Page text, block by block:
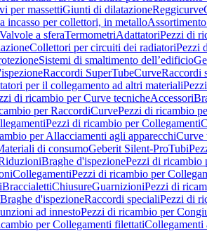
per massettiGiunti di dilatazioneReggicurve
incasso per collettori, in metallo
Valvole a sferaTermometriAdattatoriPezzi di
Collettori per circuiti dei radiatoriPezzi
Sistemi di smaltimento dell’edificio
Raccordi SuperTubeCurveRaccordi
per il collegamento ad altri materiali
di ricambio per Curve tecnicheAccessori
per RaccordiCurvePezzi di ricambio
Pezzi di ricambio per Collegamenti
per Allacciamenti agli apparecchiCurve
di consumoGeberit Silent-ProTubi
Braghe d'ispezionePezzi di ricambio
CollegamentiPezzi di ricambio per
BraccialettiChiusureGuarnizioniPezzi di
d'ispezioneRaccordi specialiPezzi di
ad innestoPezzi di ricambio per
per Collegamenti filettatiCollegamenti